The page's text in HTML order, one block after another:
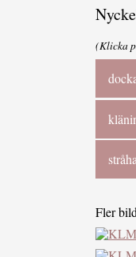
(Klicka
Fler